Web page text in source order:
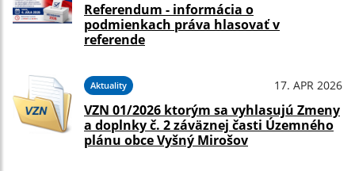
Referendum - informácia o
podmienkach práva hlasovať v
referende
Aktuality 17. APR 2026
VZN 01/2026 ktorým sa vyhlasujú Zmeny
a doplnky č. 2 záväznej časti Územného
plánu obce Vyšný Mirošov